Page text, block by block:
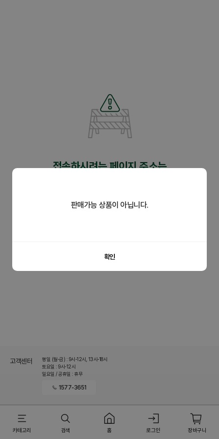
접속하시려는 페이지 주소는
주소가 정확한지 다시 한 번 확인하시어 입력해 주세요
고객센터
평일 (월-금) : 9시-12시, 13시-18시
토요일 : 9시-12시
일요일 / 공휴일 : 휴무
1577-3651
카테고리 검색 홈 로그인 장바구니
판매가능 상품이 아닙니다.
확인